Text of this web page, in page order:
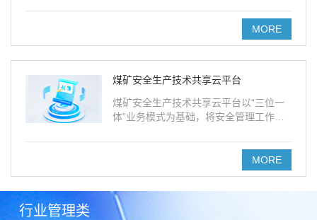
MORE
煤矿安全生产技术共享云平台
煤矿安全生产技术共享云平台以“三位一
体”业务模式为基础，将安全管理工作前
MORE
行业管理类